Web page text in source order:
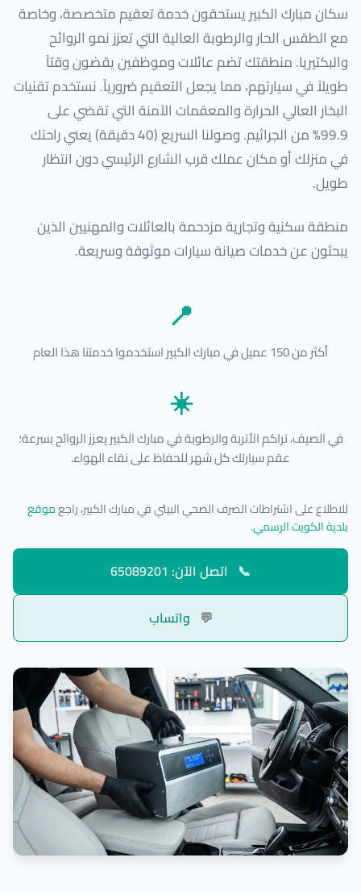
سكان مبارك الكبير يستحقون خدمة تعقيم متخصصة، وخاصة
مع الطقس الحار والرطوبة العالية التي تعزز نمو الروائح
والبكتيريا. منطقتك تضم عائلات وموظفين يقضون وقتاً
طويلاً في سيارتهم، مما يجعل التعقيم ضرورياً. نستخدم تقنيات
البخار العالي الحرارة والمعقمات الآمنة التي تقضي على
99.9% من الجراثيم. وصولنا السريع (40 دقيقة) يعني راحتك
في منزلك أو مكان عملك قرب الشارع الرئيسي دون انتظار
طويل.
منطقة سكنية وتجارية مزدحمة بالعائلات والمهنيين الذين
يبحثون عن خدمات صيانة سيارات موثوقة وسريعة.
📍
أكثر من 150 عميل في مبارك الكبير استخدموا خدمتنا هذا العام
☀️
في الصيف، تراكم الأتربة والرطوبة في مبارك الكبير يعزز الروائح بسرعة؛
عقم سيارتك كل شهر للحفاظ على نقاء الهواء.
للاطلاع على اشتراطات الصرف الصحي البيئي في مبارك الكبير، راجعموقع
بلدية الكويت الرسمي.
📞 اتصل الآن: 65089201
💬 واتساب